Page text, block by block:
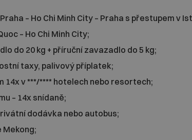
– Ho Chi Minh City – Praha s přestupem v
– Ho Chi Minh City;
do 20 kg + příruční zavazadlo do 5 kg;
taxy, palivový příplatek;
14x v ***/**** hotelech nebo resortech;
– 14x snídaně;
dodávka nebo autobus;
Mekong;